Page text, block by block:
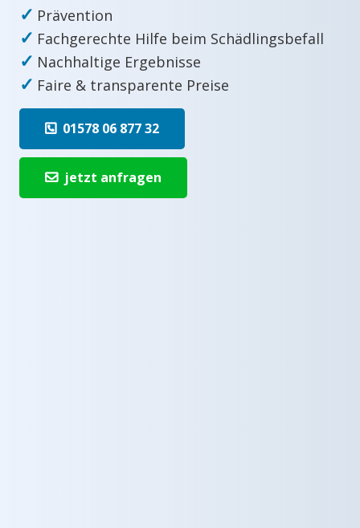
✓ Prävention
✓ Fachgerechte Hilfe beim Schädlingsbefall
✓ Nachhaltige Ergebnisse
✓ Faire & transparente Preise
01578 06 877 32
jetzt anfragen